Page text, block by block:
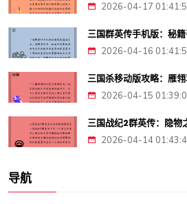
2026-04-17
三国群英传手机版：秘
2026-04-16
三国杀移动版攻略：雁
2026-04-15
三国战纪2群英传：隐物
2026-04-14
导航